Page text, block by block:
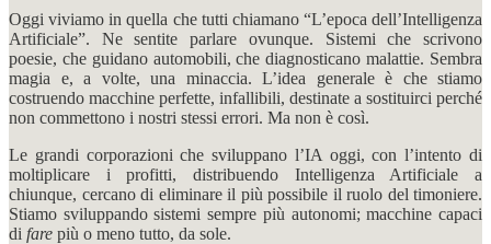
Oggi viviamo in quella che tutti chiamano “L’epoca dell’Intelligenza
Artificiale”. Ne sentite parlare ovunque. Sistemi che scrivono
poesie, che guidano automobili, che diagnosticano malattie. Sembra
magia e, a volte, una minaccia. L’idea generale è che stiamo
costruendo macchine perfette, infallibili, destinate a sostituirci perché
non commettono i nostri stessi errori. Ma non è così.
Le grandi corporazioni che sviluppano l’IA oggi, con l’intento di
moltiplicare i profitti, distribuendo Intelligenza Artificiale a
chiunque, cercano di eliminare il più possibile il ruolo del timoniere.
Stiamo sviluppando sistemi sempre più autonomi; macchine capaci
di fare più o meno tutto, da sole.